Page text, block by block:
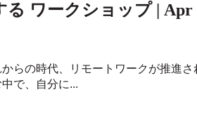
ワークショップ | Apr
らの時代、リモートワークが推進
で、自分に...